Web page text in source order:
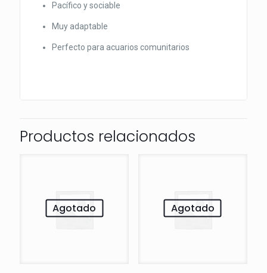
Pacífico y sociable
Muy adaptable
Perfecto para acuarios comunitarios
Productos relacionados
Agotado Agotado